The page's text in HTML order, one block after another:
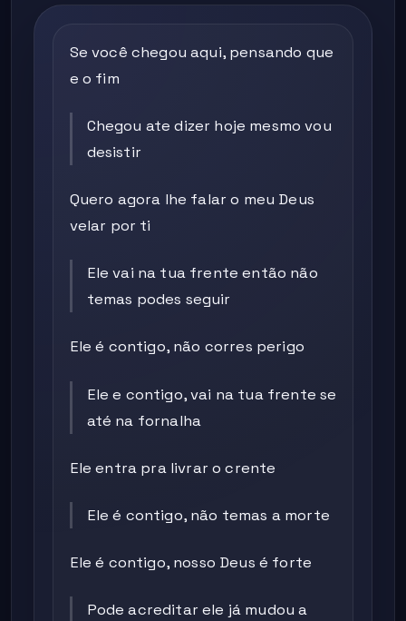
Se você chegou aqui, pensando que
e o fim
Chegou ate dizer hoje mesmo vou
desistir
Quero agora lhe falar o meu Deus
velar por ti
Ele vai na tua frente então não
temas podes seguir
Ele é contigo, não corres perigo
Ele e contigo, vai na tua frente se
até na fornalha
Ele entra pra livrar o crente
Ele é contigo, não temas a morte
Ele é contigo, nosso Deus é forte
Pode acreditar ele já mudou a